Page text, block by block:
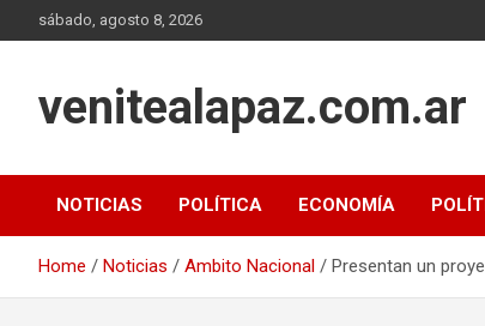
to
sábado, agosto 8, 2026
venitealapaz.com.ar
NOTICIAS POLÍTICA ECONOMÍA
Home Noticias Ambito Nacional Presentan un